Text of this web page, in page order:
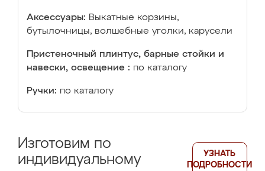
Аксессуары: Выкатные корзины,
бутылочницы, волшебные уголки, карусели
Пристеночный плинтус, барные стойки и
навески, освещение : по каталогу
Ручки: по каталогу
Изготовим по
индивидуальному
УЗНАТЬ
ПОДРОБНОСТИ